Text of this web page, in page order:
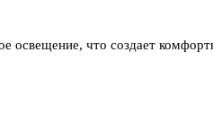
освещение, что создает